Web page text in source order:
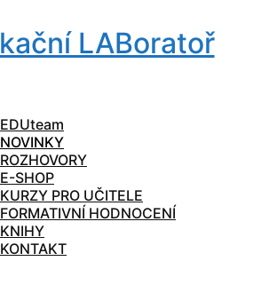
EDUteam
NOVINKY
ROZHOVORY
E-SHOP
KURZY PRO UČITELE
FORMATIVNÍ HODNOCENÍ
KNIHY
KONTAKT